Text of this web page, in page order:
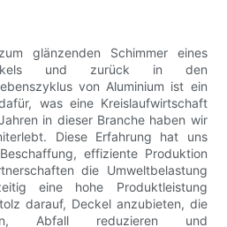
glänzenden Schimmer eines
und zurück in den
von Aluminium ist ein
was eine Kreislaufwirtschaft
in dieser Branche haben wir
Diese Erfahrung hat uns
effiziente Produktion
die Umweltbelastung
eine hohe Produktleistung
darauf, Deckel anzubieten, die
Abfall reduzieren und